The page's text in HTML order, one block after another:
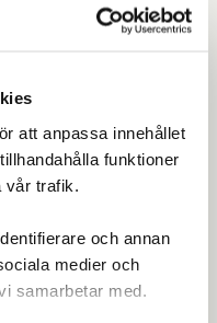
att anpassa innehållet
funktioner
trafik.
och annan
medier och
samarbetar med.
i uppdrag av Ånge